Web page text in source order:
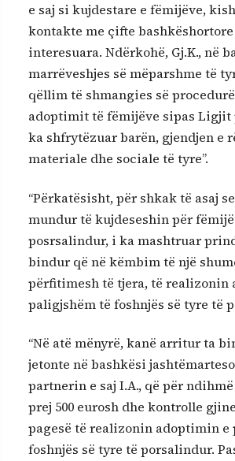
e saj si kujdestare e fëmijëve,
kontakte me çifte
interesuara. Ndërkohë, Gj.K., në
marrëveshjes së mëparshme të
qëllim të shmangies së
adoptimit të fëmijëve sipas Ligjit
ka shfrytëzuar barën, gjendjen e
materiale dhe sociale të tyre”.
“Përkatësisht, për shkak të asaj
mundur të kujdeseshin për
posrsalindur, i ka mashtruar
bindur që në këmbim të një
përfitimesh të tjera, të realizonin
paligjshëm të foshnjës së tyre të
“Në atë mënyrë, kanë arritur ta
jetonte në bashkësi
partnerin e saj I.A., që për
prej 500 eurosh dhe kontrolle
pagesë të realizonin adoptimin e
foshnjës së tyre të porsalindur.